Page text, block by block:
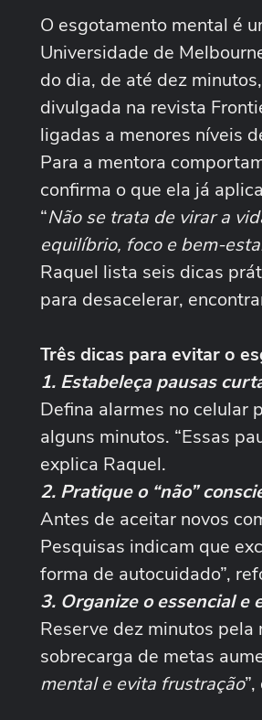
O esgotamento mental é
Universidade de
do dia, de até dez
divulgada na revista
ligadas a menores níveis
Para a mentora
confirma o que ela já
“Não se trata de virar a
equilíbrio, foco e bem-
Raquel lista seis dicas
para desacelerar,
Três dicas para evitar o
1. Estabeleça pausas
Defina alarmes no celular
alguns minutos. “Essas
explica Raquel.
2. Pratique o “não”
Antes de aceitar novos
Pesquisas indicam que
forma de autocuidado”,
3. Organize o essencial e
Reserve dez minutos
sobrecarga de metas
mental e evita frustração